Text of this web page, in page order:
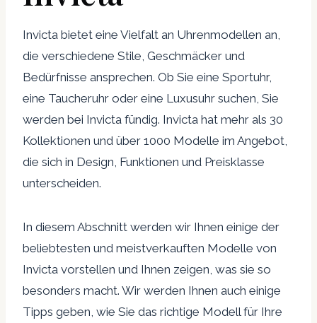
Invicta bietet eine Vielfalt an Uhrenmodellen an,
die verschiedene Stile, Geschmäcker und
Bedürfnisse ansprechen. Ob Sie eine Sportuhr,
eine Taucheruhr oder eine Luxusuhr suchen, Sie
werden bei Invicta fündig. Invicta hat mehr als 30
Kollektionen und über 1000 Modelle im Angebot,
die sich in Design, Funktionen und Preisklasse
unterscheiden.
In diesem Abschnitt werden wir Ihnen einige der
beliebtesten und meistverkauften Modelle von
Invicta vorstellen und Ihnen zeigen, was sie so
besonders macht. Wir werden Ihnen auch einige
Tipps geben, wie Sie das richtige Modell für Ihre